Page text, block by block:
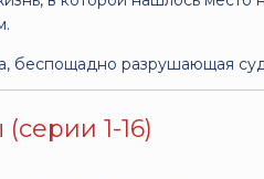
беспощадно разрушающая
1-16)